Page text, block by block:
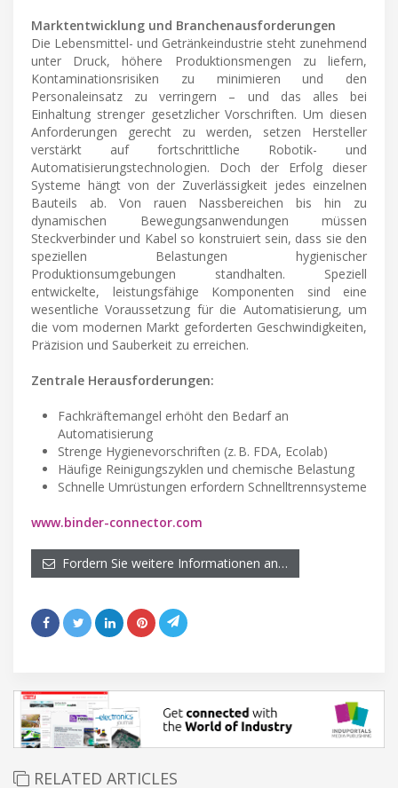
Marktentwicklung und Branchenausforderungen
Die Lebensmittel- und Getränkeindustrie steht zunehmend
unter Druck, höhere Produktionsmengen zu liefern,
Kontaminationsrisiken zu minimieren und den
Personaleinsatz zu verringern – und das alles bei
Einhaltung strenger gesetzlicher Vorschriften. Um diesen
Anforderungen gerecht zu werden, setzen Hersteller
verstärkt auf fortschrittliche Robotik- und
Automatisierungstechnologien. Doch der Erfolg dieser
Systeme hängt von der Zuverlässigkeit jedes einzelnen
Bauteils ab. Von rauen Nassbereichen bis hin zu
dynamischen Bewegungsanwendungen müssen
Steckverbinder und Kabel so konstruiert sein, dass sie den
speziellen Belastungen hygienischer
Produktionsumgebungen standhalten. Speziell
entwickelte, leistungsfähige Komponenten sind eine
wesentliche Voraussetzung für die Automatisierung, um
die vom modernen Markt geforderten Geschwindigkeiten,
Präzision und Sauberkeit zu erreichen.
Zentrale Herausforderungen:
Fachkräftemangel erhöht den Bedarf an
Automatisierung
Strenge Hygienevorschriften (z. B. FDA, Ecolab)
Häufige Reinigungszyklen und chemische Belastung
Schnelle Umrüstungen erfordern Schnelltrennsysteme
www.binder-connector.com
Fordern Sie weitere Informationen an…
RELATED ARTICLES